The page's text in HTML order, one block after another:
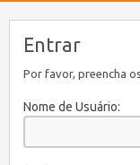
Entrar
Por favor, preencha
Nome de Usuário: